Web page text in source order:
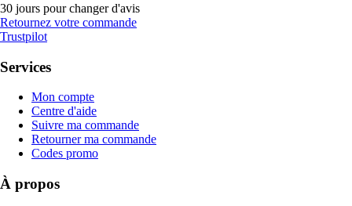
30 jours pour changer d'avis
Retournez votre commande
Trustpilot
Services
Mon compte
Centre d'aide
Suivre ma commande
Retourner ma commande
Codes promo
À propos